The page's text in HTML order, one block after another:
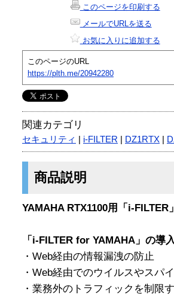
このページを印刷する
メールでURLを送る
お気に入りに追加する
このページのURL
https://plth.me/20942280
関連カテゴリ
セキュリティ i-FILTER DZ1RTX
商品説明
YAMAHA RTX1100用「i-
「i-FILTER for YAMAHA」の導
・Web経由の情報漏洩の防止
・Web経由でのウイルスやスパ
・業務外のトラフィックを制限